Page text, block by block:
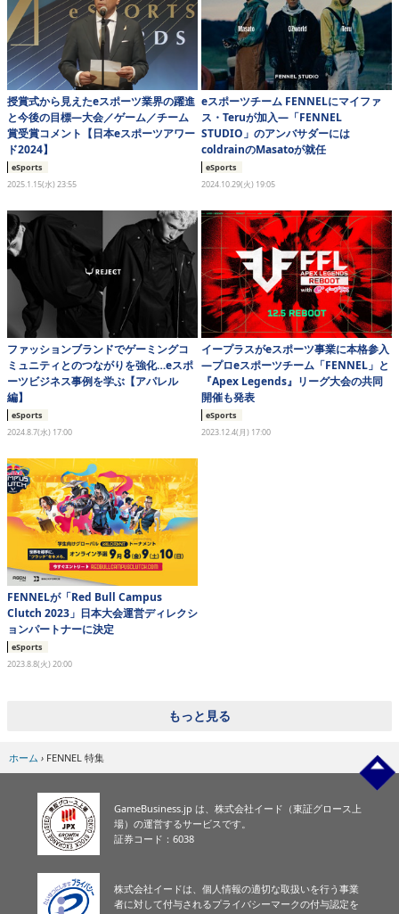
授賞式から見えたeスポーツ業界の躍進
と今後の目標―大会／ゲーム／チーム
賞受賞コメント【日本eスポーツアワー
ド2024】
eSports
2025.1.15(水) 23:55
eスポーツチーム FENNELにマイファ
ス・Teruが加入―「FENNEL
STUDIO」のアンバサダーには
coldrainのMasatoが就任
eSports
2024.10.29(火) 19:05
ファッションブランドでゲーミングコ
ミュニティとのつながりを強化…eスポ
ーツビジネス事例を学ぶ【アパレル
編】
eSports
2024.8.7(水) 17:00
イープラスがeスポーツ事業に本格参入
―プロeスポーツチーム「FENNEL」と
『Apex Legends』リーグ大会の共同
開催も発表
eSports
2023.12.4(月) 17:00
FENNELが「Red Bull Campus
Clutch 2023」日本大会運営ディレクシ
ョンパートナーに決定
eSports
2023.8.8(火) 20:00
もっと見る
ホーム › FENNEL 特集
GameBusiness.jp は、株式会社イード（東証グロース上
場）の運営するサービスです。
証券コード：6038
株式会社イードは、個人情報の適切な取扱いを行う事業
者に対して付与されるプライバシーマークの付与認定を